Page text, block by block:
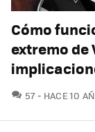
Cómo
extremo de
57 HACE 10